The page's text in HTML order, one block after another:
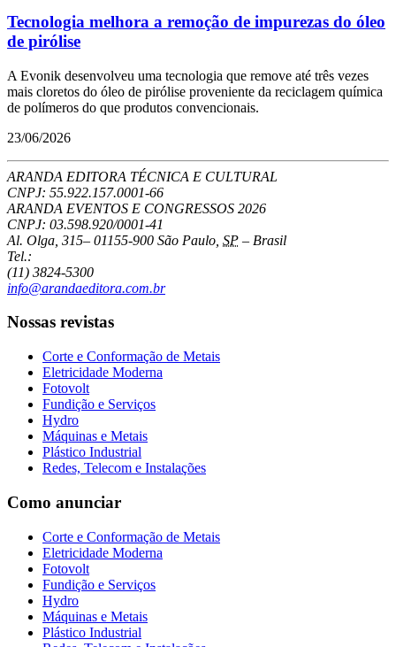
Tecnologia melhora a remoção de impurezas do óleo
de pirólise
A Evonik desenvolveu uma tecnologia que remove até três vezes
mais cloretos do óleo de pirólise proveniente da reciclagem química
de polímeros do que produtos convencionais.
23/06/2026
ARANDA EDITORA TÉCNICA E CULTURAL
CNPJ: 55.922.157.0001-66
ARANDA EVENTOS E CONGRESSOS 2026
CNPJ: 03.598.920/0001-41
Al. Olga, 315– 01155-900 São Paulo SP – Brasil
Tel.:
(11) 3824-5300
info@arandaeditora.com.br
Nossas revistas
Corte e Conformação de Metais
Eletricidade Moderna
Fotovolt
Fundição e Serviços
Hydro
Máquinas e Metais
Plástico Industrial
Redes, Telecom e Instalações
Como anunciar
Corte e Conformação de Metais
Eletricidade Moderna
Fotovolt
Fundição e Serviços
Hydro
Máquinas e Metais
Plástico Industrial